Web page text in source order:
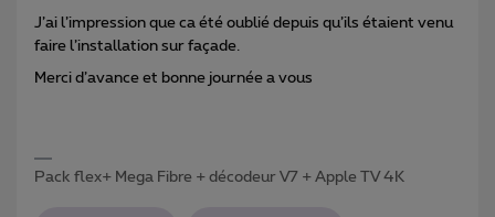
J’ai l’impression que ca été oublié depuis qu’ils étaient venu
faire l’installation sur façade.
Merci d’avance et bonne journée a vous
Pack flex+ Mega Fibre + décodeur V7 + Apple TV 4K